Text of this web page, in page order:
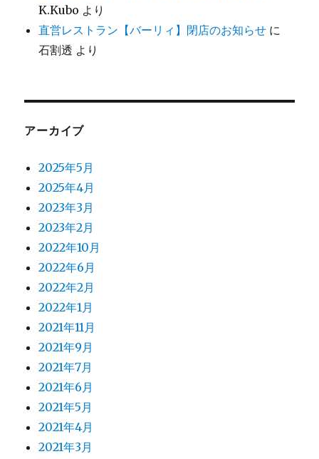
K.Kubo より
直営レストラン【バーリィ】閉店のお知らせ に
石割透 より
アーカイブ
2025年5月
2025年4月
2023年3月
2023年2月
2022年10月
2022年6月
2022年2月
2022年1月
2021年11月
2021年9月
2021年7月
2021年6月
2021年5月
2021年4月
2021年3月